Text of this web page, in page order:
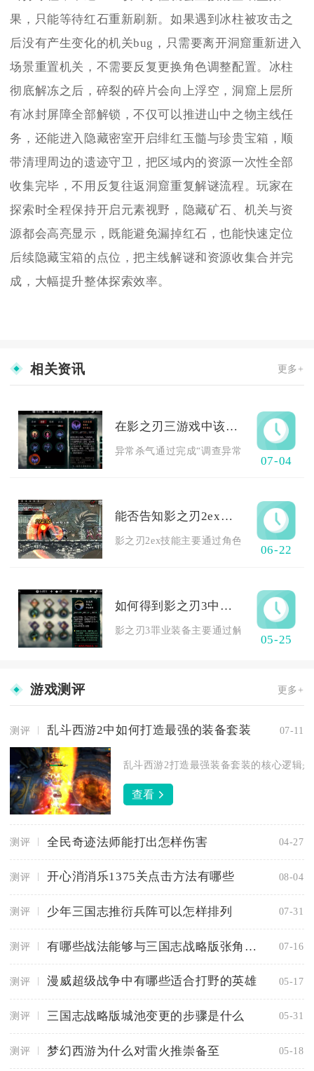
果，只能等待红石重新刷新。如果遇到冰柱被攻击之
后没有产生变化的机关bug，只需要离开洞窟重新进入
场景重置机关，不需要反复更换角色调整配置。冰柱
彻底解冻之后，碎裂的碎片会向上浮空，洞窟上层所
有冰封屏障全部解锁，不仅可以推进山中之物主线任
务，还能进入隐藏密室开启绯红玉髓与珍贵宝箱，顺
带清理周边的遗迹守卫，把区域内的资源一次性全部
收集完毕，不用反复往返洞窟重复解谜流程。玩家在
探索时全程保持开启元素视野，隐藏矿石、机关与资
源都会高亮显示，既能避免漏掉红石，也能快速定位
后续隐藏宝箱的点位，把主线解谜和资源收集合并完
成，大幅提升整体探索效率。
相关资讯 更多+
在影之刃三游戏中该如何开启异常杀气
异常杀气通过完成“调查异常杀气”支线任务
07-04
能否告知影之刃2ex的技能获取方式
影之刃2ex技能主要通过角色列传副本、团
06-22
如何得到影之刃3中的罪业装备
影之刃3罪业装备主要通过解锁罪业空间后
05-25
游戏测评 更多+
测评 乱斗西游2中如何打造最强的装备套装 07-11
乱斗西游2打造最强装备套装的核心逻辑
查看
测评 全民奇迹法师能打出怎样伤害 04-27
测评 开心消消乐1375关点击方法有哪些 08-04
测评 少年三国志推衍兵阵可以怎样排列 07-31
测评 有哪些战法能够与三国志战略版张角完美契合 07-16
测评 漫威超级战争中有哪些适合打野的英雄 05-17
测评 三国志战略版城池变更的步骤是什么 05-31
测评 梦幻西游为什么对雷火推崇备至 05-18